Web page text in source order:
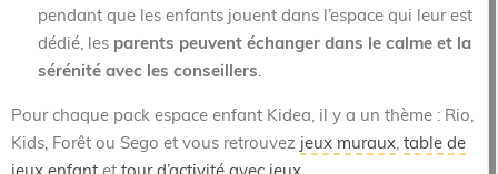
pendant que les enfants jouent dans l’espace qui leur est
dédié, les parents peuvent échanger dans le calme et la
sérénité avec les conseillers.
Pour chaque pack espace enfant Kidea, il y a un thème : Rio,
Kids, Forêt ou Sego et vous retrouvez jeux muraux, table de